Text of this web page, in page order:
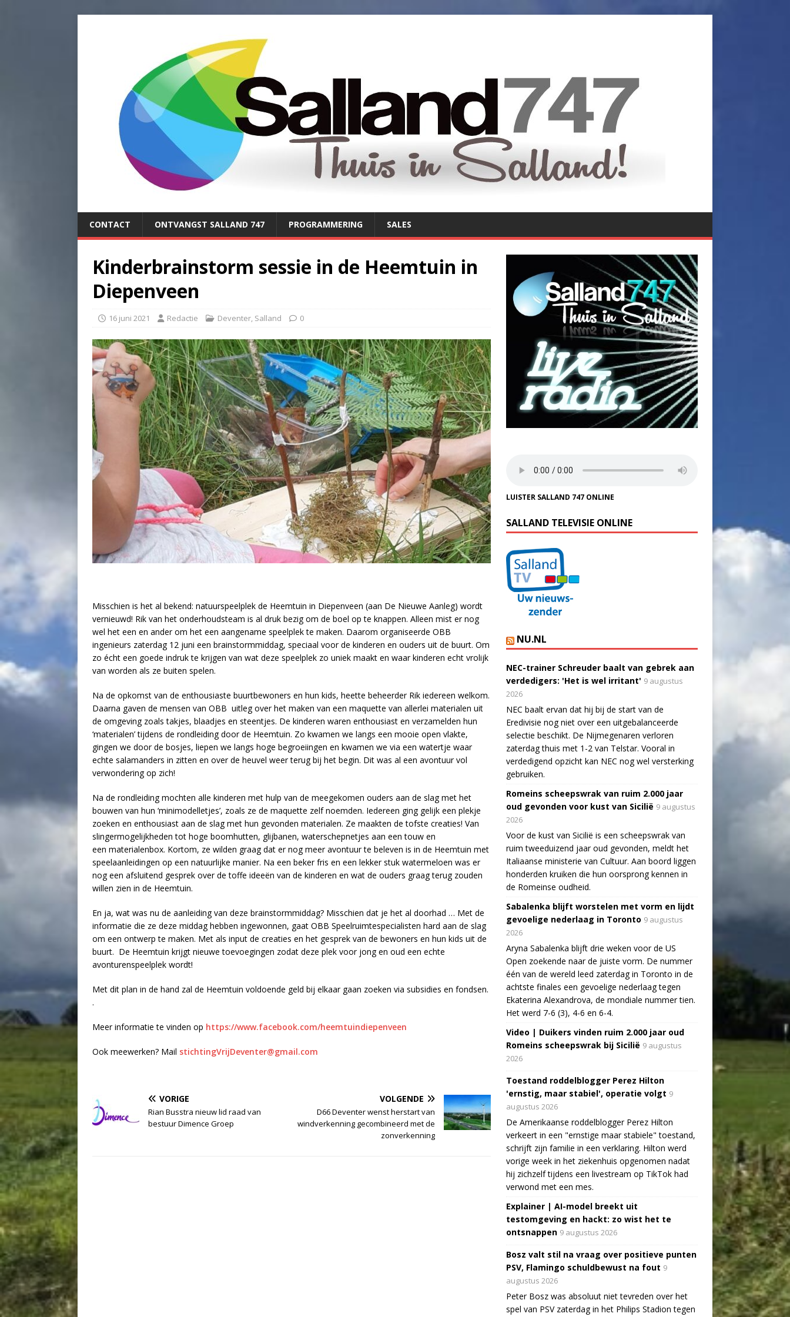
CONTACT ONTVANGST SALLAND 747 PROGRAMMERING SALES
Kinderbrainstorm sessie in de Heemtuin in
Diepenveen
16 juni 2021 Redactie Deventer, Salland 0
Misschien is het al bekend: natuurspeelplek de Heemtuin in Diepenveen (aan De Nieuwe Aanleg) wordt
vernieuwd! Rik van het onderhoudsteam is al druk bezig om de boel op te knappen. Alleen mist er nog
wel het een en ander om het een aangename speelplek te maken. Daarom organiseerde OBB
ingenieurs zaterdag 12 juni een brainstormmiddag, speciaal voor de kinderen en ouders uit de buurt. Om
zo écht een goede indruk te krijgen van wat deze speelplek zo uniek maakt en waar kinderen echt vrolijk
van worden als ze buiten spelen.
Na de opkomst van de enthousiaste buurtbewoners en hun kids, heette beheerder Rik iedereen welkom.
Daarna gaven de mensen van OBB uitleg over het maken van een maquette van allerlei materialen uit
de omgeving zoals takjes, blaadjes en steentjes. De kinderen waren enthousiast en verzamelden hun
‘materialen’ tijdens de rondleiding door de Heemtuin. Zo kwamen we langs een mooie open vlakte,
gingen we door de bosjes, liepen we langs hoge begroeiingen en kwamen we via een watertje waar
echte salamanders in zitten en over de heuvel weer terug bij het begin. Dit was al een avontuur vol
verwondering op zich!
Na de rondleiding mochten alle kinderen met hulp van de meegekomen ouders aan de slag met het
bouwen van hun ‘minimodelletjes’, zoals ze de maquette zelf noemden. Iedereen ging gelijk een plekje
zoeken en enthousiast aan de slag met hun gevonden materialen. Ze maakten de tofste creaties! Van
slingermogelijkheden tot hoge boomhutten, glijbanen, waterschepnetjes aan een touw en
een materialenbox. Kortom, ze wilden graag dat er nog meer avontuur te beleven is in de Heemtuin met
speelaanleidingen op een natuurlijke manier. Na een beker fris en een lekker stuk watermeloen was er
nog een afsluitend gesprek over de toffe ideeën van de kinderen en wat de ouders graag terug zouden
willen zien in de Heemtuin.
En ja, wat was nu de aanleiding van deze brainstormmiddag? Misschien dat je het al doorhad … Met de
informatie die ze deze middag hebben ingewonnen, gaat OBB Speelruimtespecialisten hard aan de slag
om een ontwerp te maken. Met als input de creaties en het gesprek van de bewoners en hun kids uit de
buurt. De Heemtuin krijgt nieuwe toevoegingen zodat deze plek voor jong en oud een echte
avonturenspeelplek wordt!
Met dit plan in de hand zal de Heemtuin voldoende geld bij elkaar gaan zoeken via subsidies en fondsen.
.
Meer informatie te vinden op https://www.facebook.com/heemtuindiepenveen
Ook meewerken? Mail stichtingVrijDeventer@gmail.com
VORIGE
Rian Busstra nieuw lid raad van
bestuur Dimence Groep
VOLGENDE
D66 Deventer wenst herstart van
windverkenning gecombineerd met de
zonverkenning
LUISTER SALLAND 747 ONLINE
SALLAND TELEVISIE ONLINE
NU.NL
NEC-trainer Schreuder baalt van gebrek aan
verdedigers: 'Het is wel irritant' 9 augustus
2026
NEC baalt ervan dat hij bij de start van de
Eredivisie nog niet over een uitgebalanceerde
selectie beschikt. De Nijmegenaren verloren
zaterdag thuis met 1-2 van Telstar. Vooral in
verdedigend opzicht kan NEC nog wel versterking
gebruiken.
Romeins scheepswrak van ruim 2.000 jaar
oud gevonden voor kust van Sicilië 9 augustus
2026
Voor de kust van Sicilië is een scheepswrak van
ruim tweeduizend jaar oud gevonden, meldt het
Italiaanse ministerie van Cultuur. Aan boord liggen
honderden kruiken die hun oorsprong kennen in
de Romeinse oudheid.
Sabalenka blijft worstelen met vorm en lijdt
gevoelige nederlaag in Toronto 9 augustus
2026
Aryna Sabalenka blijft drie weken voor de US
Open zoekende naar de juiste vorm. De nummer
één van de wereld leed zaterdag in Toronto in de
achtste finales een gevoelige nederlaag tegen
Ekaterina Alexandrova, de mondiale nummer tien.
Het werd 7-6 (3), 4-6 en 6-4.
Video | Duikers vinden ruim 2.000 jaar oud
Romeins scheepswrak bij Sicilië 9 augustus
2026
Toestand roddelblogger Perez Hilton
'ernstig, maar stabiel', operatie volgt 9
augustus 2026
De Amerikaanse roddelblogger Perez Hilton
verkeert in een "ernstige maar stabiele" toestand,
schrijft zijn familie in een verklaring. Hilton werd
vorige week in het ziekenhuis opgenomen nadat
hij zichzelf tijdens een livestream op TikTok had
verwond met een mes.
Explainer | AI-model breekt uit
testomgeving en hackt: zo wist het te
ontsnappen 9 augustus 2026
Bosz valt stil na vraag over positieve punten
PSV, Flamingo schuldbewust na fout 9
augustus 2026
Peter Bosz was absoluut niet tevreden over het
spel van PSV zaterdag in het Philips Stadion tegen